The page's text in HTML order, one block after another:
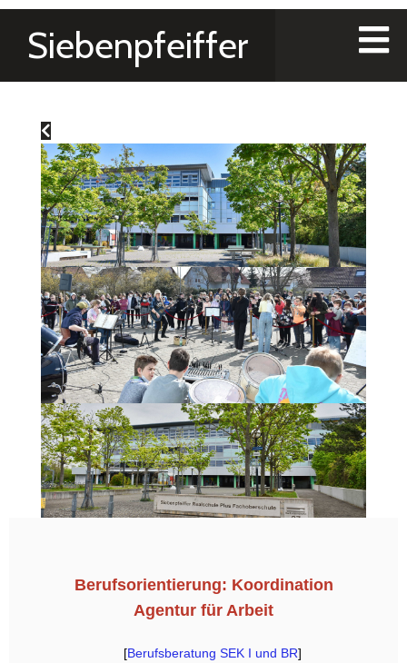
Siebenpfeiffer
Berufsorientierung: Koordination
Agentur für Arbeit
[Berufsberatung SEK I und BR]